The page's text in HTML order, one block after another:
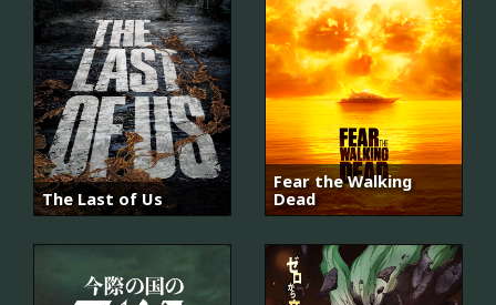
The Last of Us
Fear the Walking
Dead